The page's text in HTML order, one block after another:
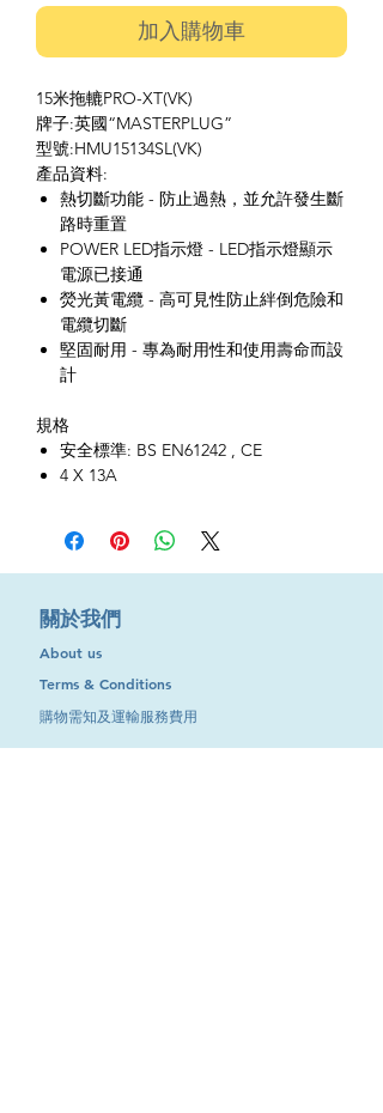
加入購物車
15米拖轆PRO-XT(VK)
牌子:英國“MASTERPLUG”
型號:HMU15134SL(VK)
產品資料:
熱切斷功能 - 防止過熱，並允許發生斷
路時重置
POWER LED指示燈 - LED指示燈顯示
電源已接通
熒光黃電纜 - 高可見性防止絆倒危險和
電纜切斷
堅固耐用 - 專為耐用性和使用壽命而設
計
規格
安全標準: BS EN61242 , CE
4 X 13A
​關於我們
About us
Terms & Conditions
購物需知及運輸服務費用